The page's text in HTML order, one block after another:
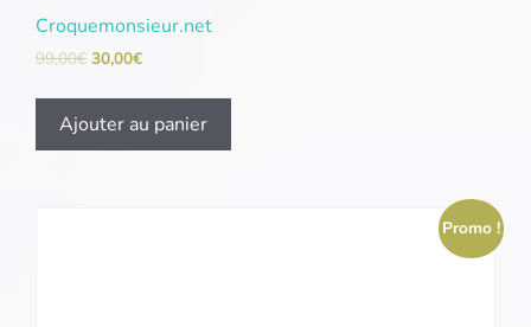
Croquemonsieur.net
99,00€ 30,00€
Ajouter au panier
Promo !